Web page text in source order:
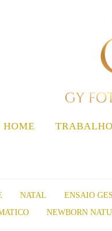
HOME
NATAL ENSAIO
NEWBORN